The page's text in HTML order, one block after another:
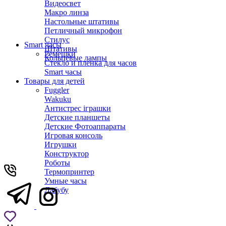
Видеосвет
Макро линза
Настольные штативы
Петличный микрофон
Стилус
Штативы
Кольцевые лампы
Smart часы
Ремешки
Стекло и пленка для часов
Smart часы
Товары для детей
Fuggler
Wakuku
Антистрес іграшки
Детские планшеты
Детские Фотоаппараты
Игровая консоль
Игрушки
Конструктор
Роботы
Термопринтер
Умные часы
Лабубу